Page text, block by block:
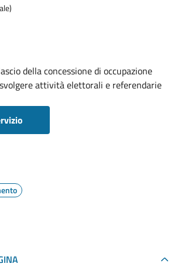
della concessione di occupazione
attività elettorali e referendarie